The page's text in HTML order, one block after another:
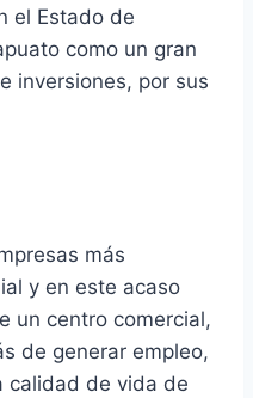
el Estado de
como un gran
inversiones, por sus
más
y en este acaso
un centro comercial,
de generar empleo,
calidad de vida de